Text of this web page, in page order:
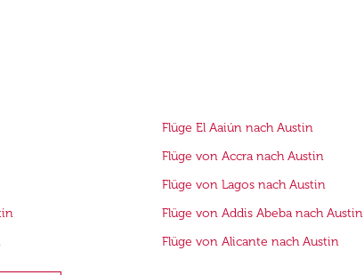
Flüge El Aaiún nach Austin
Flüge von Accra nach Austin
Flüge von Lagos nach Austin
Flüge von Addis Abeba nach Austin
Flüge von Alicante nach Austin